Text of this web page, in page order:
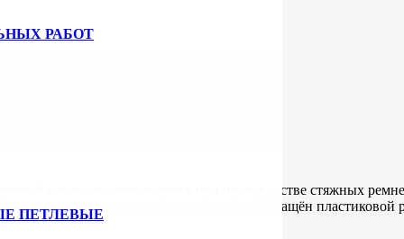
РАБОТ
ПЕТЛЕВЫЕ
механизм используется при производстве стяжных
при стяжке и транспортировке грузов. Оснащён